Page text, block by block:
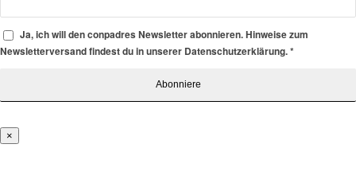
Ja, ich will den conpadres Newsletter abonnieren. Hinweise zum
Newsletterversand findest du in unserer Datenschutzerklärung.*
×